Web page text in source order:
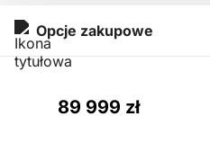
Opcje zakupowe
89 999 zł